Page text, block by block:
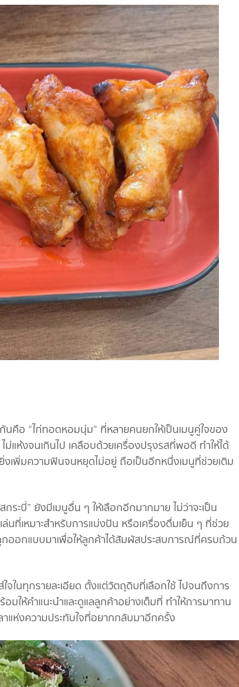
คือ “ไก่ทอดหอมนุ่ม” ที่หลายคนยกให้เป็นเมนูคู่ใจของ
แห้งจนเกินไป เคลือบด้วยเครื่องปรุงรสที่พอดี ทำให้ได้
เพิ่มความฟินจนหยุดไม่อยู่ ถือเป็นอีกหนึ่งเมนูที่ช่วยเติม
ะบี่” ยังมีเมนูอื่น ๆ ให้เลือกอีกมากมาย ไม่ว่าจะเป็น
ที่เหมาะสำหรับการแบ่งปัน หรือเครื่องดื่มเย็น ๆ ที่ช่วย
ออกแบบมาเพื่อให้ลูกค้าได้สัมผัสประสบการณ์ที่ครบถ้วน
ในทุกรายละเอียด ตั้งแต่วัตถุดิบที่เลือกใช้ ไปจนถึงการ
ให้คำแนะนำและดูแลลูกค้าอย่างเต็มที่ ทำให้การมาทาน
าแห่งความประทับใจที่อยากกลับมาอีกครั้ง